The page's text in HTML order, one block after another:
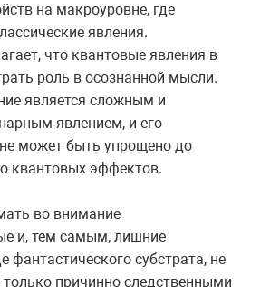
на макроуровне, где
явления.
что квантовые явления в
роль в осознанной мысли.
является сложным и
явлением, и его
может быть упрощено до
квантовых эффектов.
во внимание
и, тем самым, лишние
фантастического субстрата, не
причинно-следственными